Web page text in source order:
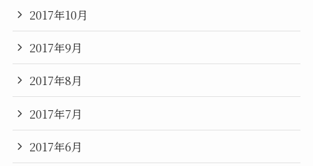
2017年10月
2017年9月
2017年8月
2017年7月
2017年6月